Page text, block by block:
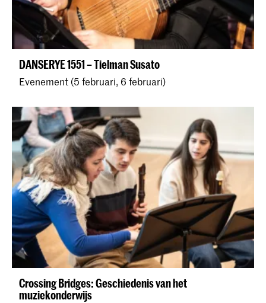
DANSERYE 1551 – Tielman Susato
Evenement (5 februari, 6 februari)
Crossing Bridges: Geschiedenis van het
muziekonderwijs